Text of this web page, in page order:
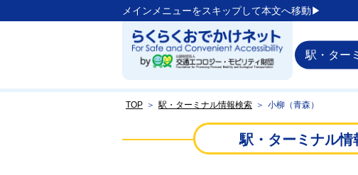
メインメニューをスキップして本文へ移動▶︎
駅・ター
TOP ＞ 駅・ターミナル情報検索 ＞ 小柳（青森）
駅・ターミナル情